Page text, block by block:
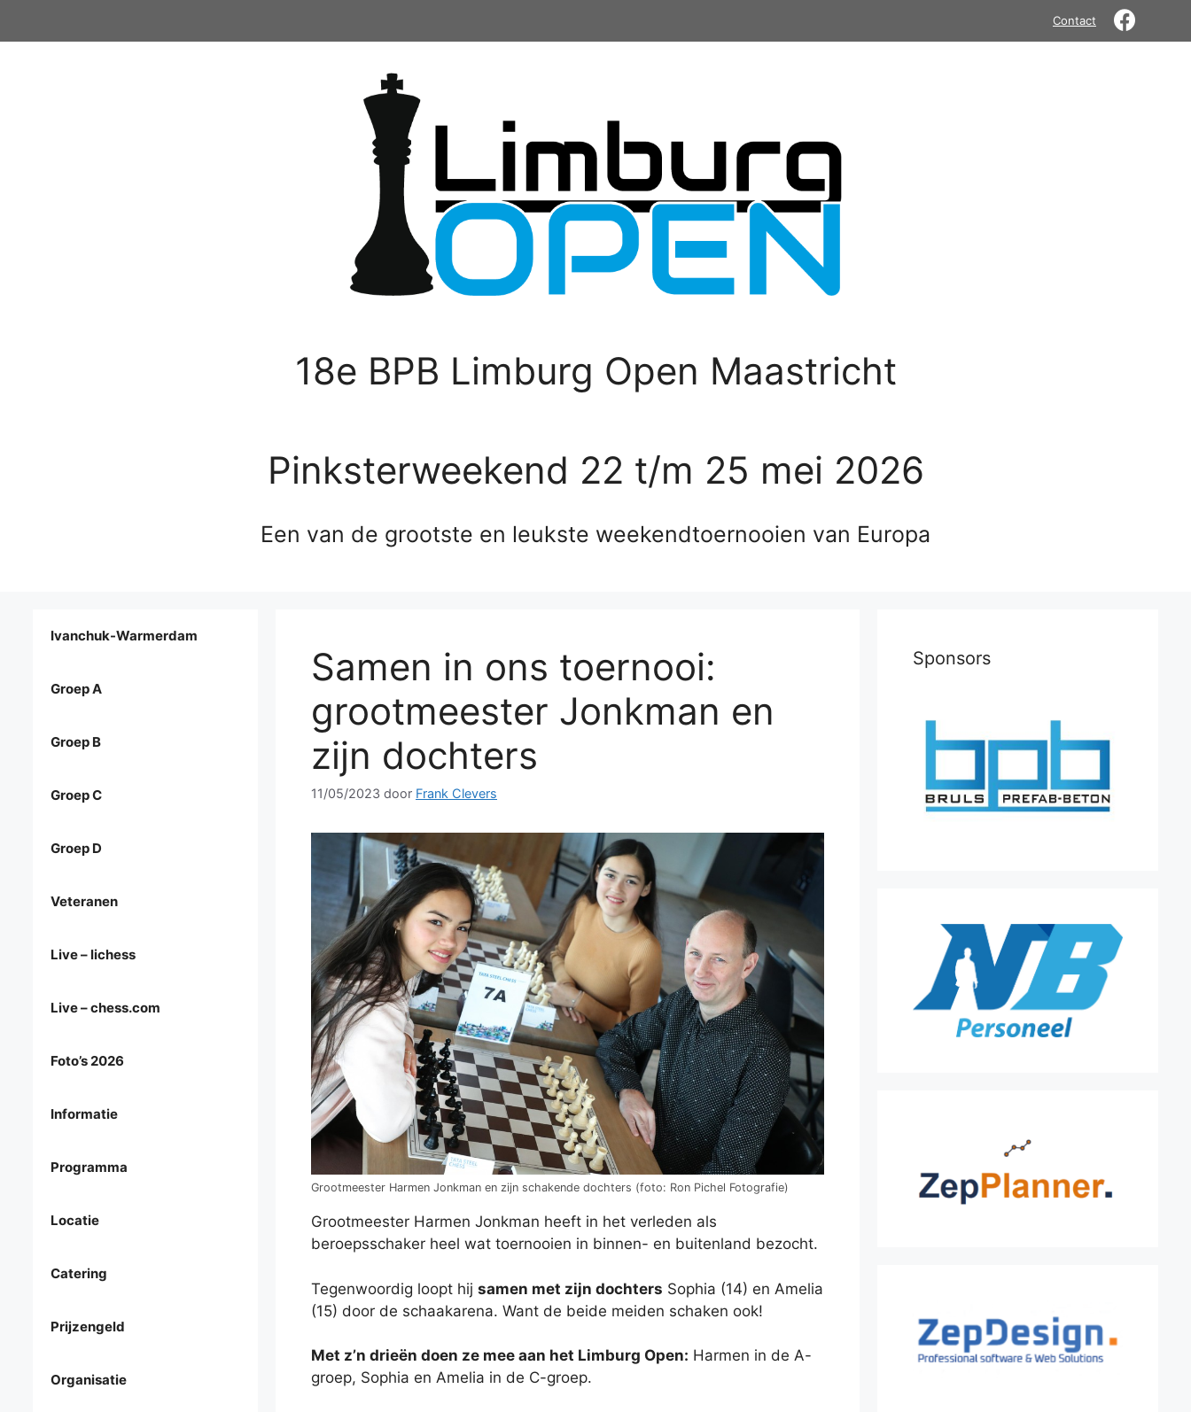
Contact
18e BPB Limburg Open Maastricht
Pinksterweekend 22 t/m 25 mei 2026
Een van de grootste en leukste weekendtoernooien van Europa
Samen in ons toernooi:
grootmeester Jonkman en
zijn dochters
11/05/2023 door Frank Clevers
Grootmeester Harmen Jonkman en zijn schakende dochters (foto: Ron Pichel Fotografie)
Grootmeester Harmen Jonkman heeft in het verleden als
beroepsschaker heel wat toernooien in binnen- en buitenland bezocht.
Tegenwoordig loopt hij samen met zijn dochters Sophia (14) en Amelia
(15) door de schaakarena. Want de beide meiden schaken ook!
Met z’n drieën doen ze mee aan het Limburg Open: Harmen in de A-
groep, Sophia en Amelia in de C-groep.
Ivanchuk-Warmerdam
Groep A
Groep B
Groep C
Groep D
Veteranen
Live – lichess
Live – chess.com
Foto’s 2026
Informatie
Programma
Locatie
Catering
Prijzengeld
Organisatie
Sponsors